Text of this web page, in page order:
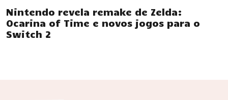
Nintendo revela remake de Zelda:
Ocarina of Time e novos jogos para o
Switch 2